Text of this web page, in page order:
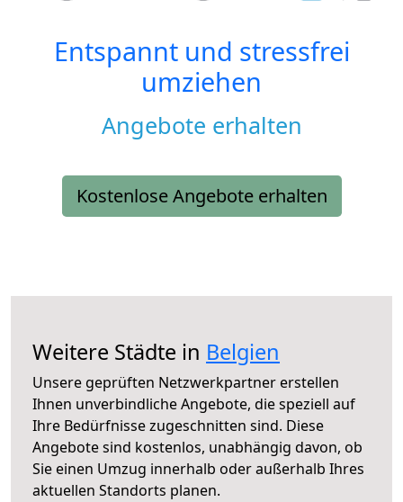
Entspannt und stressfrei
umziehen
Angebote erhalten
Kostenlose Angebote erhalten
Weitere Städte in Belgien
Unsere geprüften Netzwerkpartner erstellen
Ihnen unverbindliche Angebote, die speziell auf
Ihre Bedürfnisse zugeschnitten sind. Diese
Angebote sind kostenlos, unabhängig davon, ob
Sie einen Umzug innerhalb oder außerhalb Ihres
aktuellen Standorts planen.